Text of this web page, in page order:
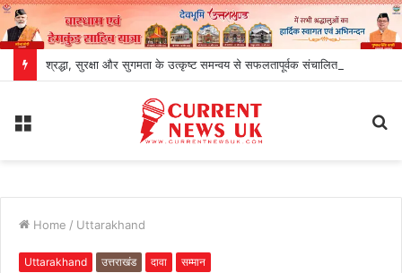
Home / Uttarakhand
Uttarakhand उत्तराखंड दावा सम्मान